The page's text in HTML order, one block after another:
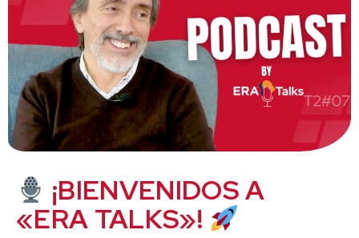
¡BIENVENIDOS A
«ERA TALKS»!